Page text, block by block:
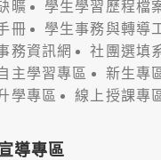
曠
學生學習歷程檔
冊
學生事務與轉導
務資訊網
社團選填
主學習專區
新生專
學專區
線上授課專
導專區